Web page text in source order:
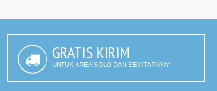
GRATIS KIRIM
UNTUK AREA SOLO DAN SEKITARNYA*